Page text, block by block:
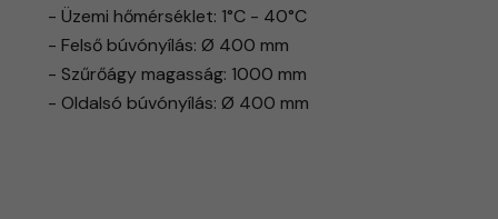
- Üzemi hőmérséklet: 1°C - 40°C
- Felső búvónyílás: Ø 400 mm
- Szűrőágy magasság: 1000 mm
- Oldalsó búvónyílás: Ø 400 mm